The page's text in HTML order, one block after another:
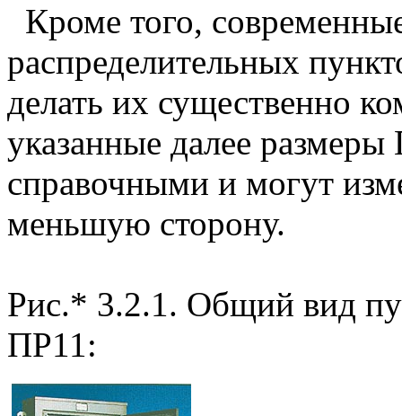
Кроме того,
распределительных
делать их существенно
указанные далее
справочными и могут
меньшую сторону.
Рис.* 3.2.1. Общий вид
ПР11: